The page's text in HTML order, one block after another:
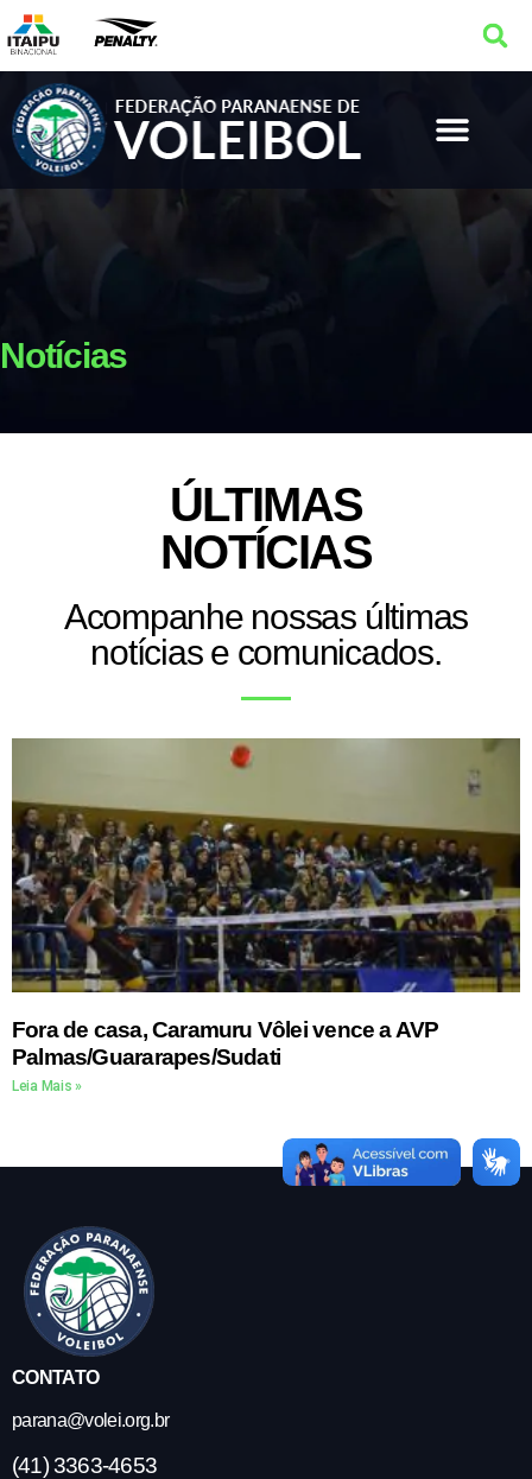
Notícias
ÚLTIMAS
NOTÍCIAS
Acompanhe nossas últimas
notícias e comunicados.
Fora de casa, Caramuru Vôlei vence a AVP
Palmas/Guararapes/Sudati
Leia Mais »
CONTATO
parana@volei.org.br
(41) 3363-4653